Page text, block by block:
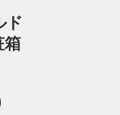
ド
箱